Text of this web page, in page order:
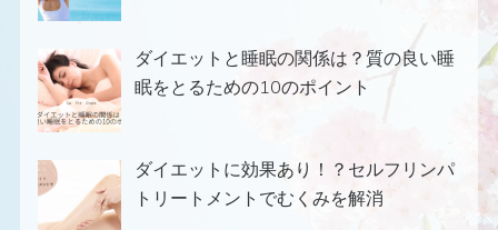
ダイエットと睡眠の関係は？質の良い睡
眠をとるための10のポイント
ダイエットに効果あり！？セルフリンパ
トリートメントでむくみを解消